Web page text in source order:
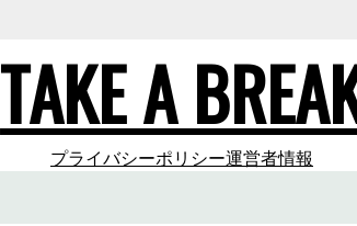
TAKE A
プライバシーポリシー運営者情報